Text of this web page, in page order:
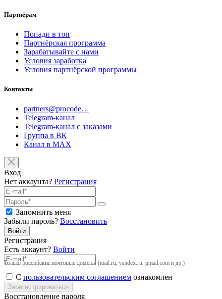
Партнёрам
Попади в топ
Партнёрская программа
Зарабатывайте с нами
Условия заработка
Условия партнёрской программы
Контакты
partners@procode…
Telegram-канал
Telegram-канал с заказами
Группа в ВК
Канал в MAX
Вход
Нет аккаунта? Регистрация
Запомнить меня
Забыли пароль? Восстановить
Войти
Регистрация
Есть аккаунт? Войти
Только российские почтовые домены (mail.ru, yandex.ru, gmail.com и др.)
С пользовательским соглашением ознакомлен
Зарегистрироваться
Восстановление пароля